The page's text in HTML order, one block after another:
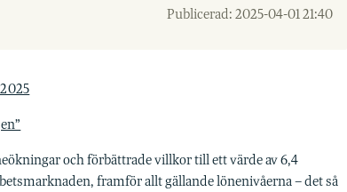
Publicerad: 2025-04-01 21:40
och förbättrade villkor till ett värde av 6,4
framför allt gällande lönenivåerna – det så